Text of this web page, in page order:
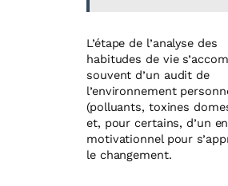
L’étape de l’analyse des
habitudes de vie
souvent d’un audit de
l’environnement
(polluants, toxines
et, pour certains, d’un
motivationnel pour
le changement.